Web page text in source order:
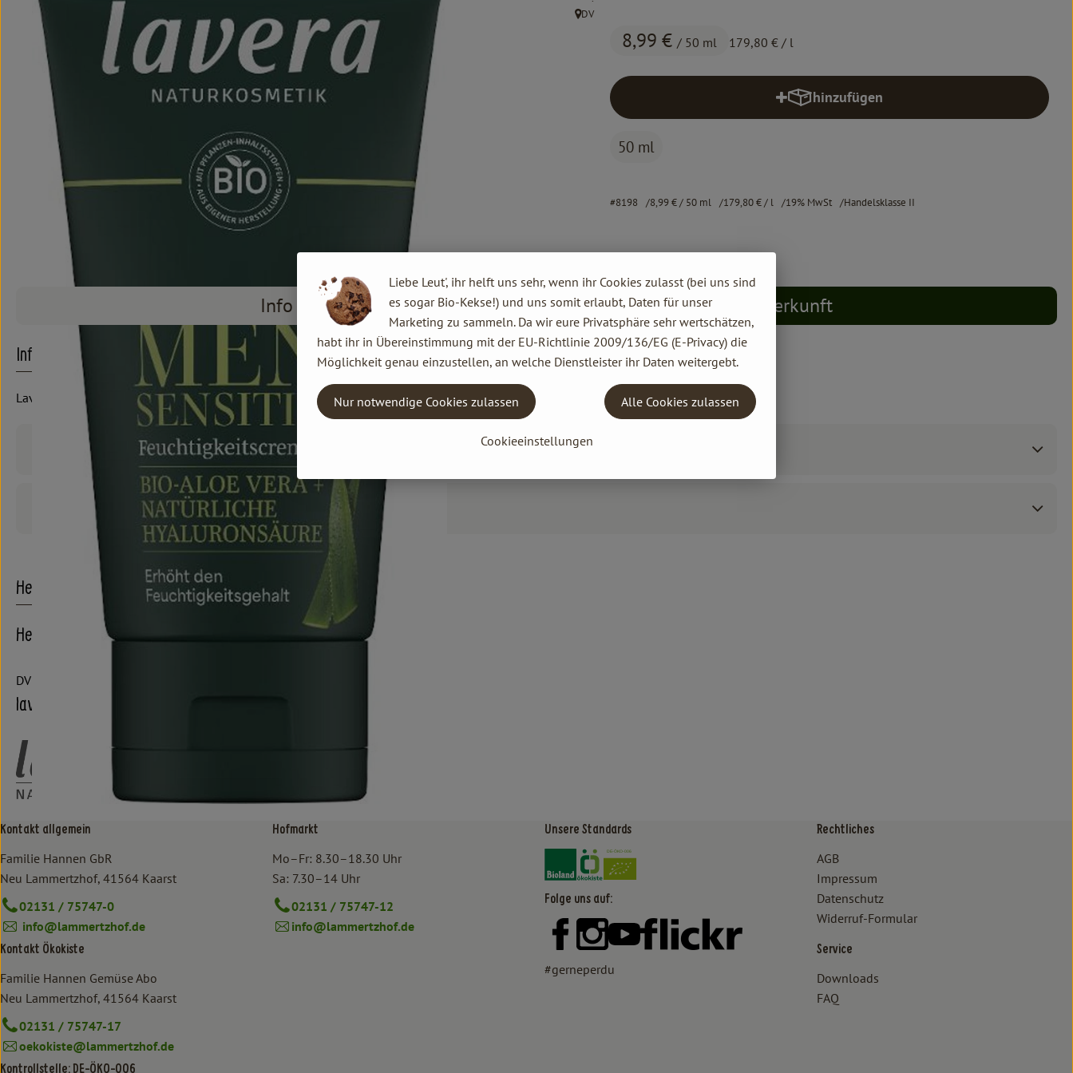
8,99 € / 50 ml 179,80 € / l
, Herkunft:
DV
hinzufügen
Produkt zum Warenkorb hinzufügen
50 ml
#8198 8,99 €/ 50 ml 179,80 €/ l 19% MwSt Handelsklasse II
Info Herkunft
Info
Lavera
Produktinformationen
Produktdatenblatt
Herkunft
Hersteller: lavera
DV
lavera
Kontakt allgemein
Familie Hannen GbR
Neu Lammertzhof, 41564 Kaarst
02131 / 75747-0
info@lammertzhof.de
Kontakt Ökokiste
Familie Hannen Gemüse Abo
Neu Lammertzhof, 41564 Kaarst
02131 / 75747-17
oekokiste@lammertzhof.de
Kontrollstelle: DE-ÖKO-006
Hofmarkt
Mo–Fr: 8.30–18.30 Uhr
Sa: 7.30–14 Uhr
02131 / 75747-12
info@lammertzhof.de
Unsere Standards
Externer Link zu https://www.bioland.de/verbraucher
Externer Link zu https://www.oekokiste.de/
Folge uns auf:
Externer Link zu https://www.facebook.com/lammertzhof/
Externer Link zu https://www.instagram.com/lammertzhof/
Externer Link zu https://www.youtube.com/channel/
Externer Link zu https://www.flickr.com/photos/
#gerneperdu
Rechtliches
AGB
Impressum
Datenschutz
Widerruf-Formular
Service
Downloads
FAQ
Liebe Leut', ihr helft uns sehr, wenn ihr Cookies zulasst (bei uns sind
es sogar Bio-Kekse!) und uns somit erlaubt, Daten für unser
Marketing zu sammeln. Da wir eure Privatsphäre sehr wertschätzen,
habt ihr in Übereinstimmung mit der EU-Richtlinie 2009/136/EG (E-Privacy) die
Möglichkeit genau einzustellen, an welche Dienstleister ihr Daten weitergebt.
Cookieeinstellungen
Nur notwendige Cookies zulassen Alle Cookies zulassen